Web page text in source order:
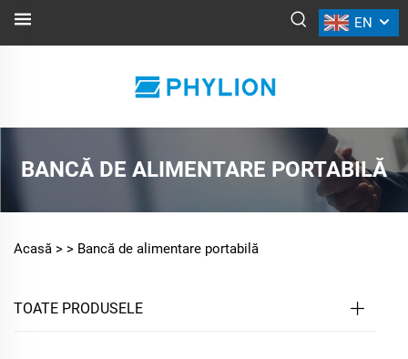
EN
BANCĂ DE ALIMENTARE PORTABILĂ
Acasă > > Bancă de alimentare portabilă
TOATE PRODUSELE